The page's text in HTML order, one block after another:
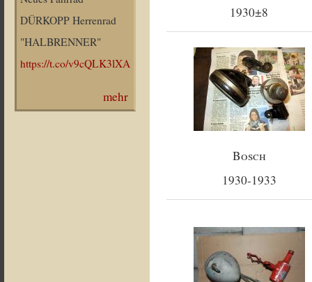
DÜRKOPP Herrenrad
"HALBRENNER"
https://t.co/v9cQLK3lXA
mehr
1930±8
Bosch
1930-1933